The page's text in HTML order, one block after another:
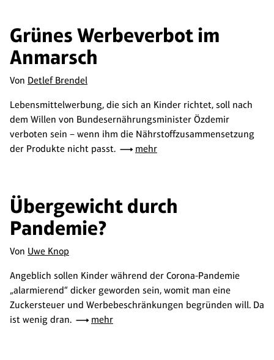
Grünes Werbeverbot im
Anmarsch
Von Detlef Brendel
Lebensmittelwerbung, die sich an Kinder richtet, soll nach
dem Willen von Bundesernährungsminister Özdemir
verboten sein – wenn ihm die Nährstoffzusammensetzung
der Produkte nicht passt.
mehr
Übergewicht durch
Pandemie?
Von Uwe Knop
Angeblich sollen Kinder während der Corona-Pandemie
„alarmierend“ dicker geworden sein, womit man eine
Zuckersteuer und Werbebeschränkungen begründen will. Da
ist wenig dran.
mehr